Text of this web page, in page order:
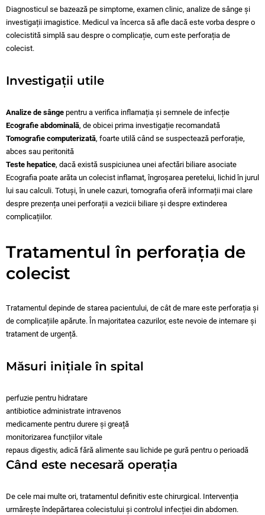
Diagnosticul se bazează pe simptome, examen clinic, analize de sânge și
investigații imagistice. Medicul va încerca să afle dacă este vorba despre o
colecistită simplă sau despre o complicație, cum este perforația de
colecist.
Investigații utile
Analize de sânge pentru a verifica inflamația și semnele de infecție
Ecografie abdominală, de obicei prima investigație recomandată
Tomografie computerizată, foarte utilă când se suspectează perforație,
abces sau peritonită
Teste hepatice, dacă există suspiciunea unei afectări biliare asociate
Ecografia poate arăta un colecist inflamat, îngroșarea peretelui, lichid în jurul
lui sau calculi. Totuși, în unele cazuri, tomografia oferă informații mai clare
despre prezența unei perforații a vezicii biliare și despre extinderea
complicațiilor.
Tratamentul în perforația de
colecist
Tratamentul depinde de starea pacientului, de cât de mare este perforația și
de complicațiile apărute. În majoritatea cazurilor, este nevoie de internare și
tratament de urgență.
Măsuri inițiale în spital
perfuzie pentru hidratare
antibiotice administrate intravenos
medicamente pentru durere și greață
monitorizarea funcțiilor vitale
repaus digestiv, adică fără alimente sau lichide pe gură pentru o perioadă
Când este necesară operația
De cele mai multe ori, tratamentul definitiv este chirurgical. Intervenția
urmărește îndepărtarea colecistului și controlul infecției din abdomen.